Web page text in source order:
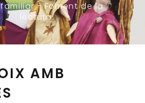
- Foment de la
lectura
AMB